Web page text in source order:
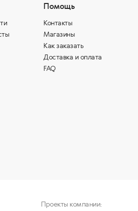
Помощь
Контакты
Магазины
Как заказать
Доставка и оплата
FAQ
Проекты компании: